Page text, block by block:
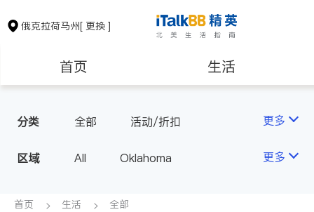
俄克拉荷马州[ 更换 ]
首页 生活
房地产租售
教育
分类 全部 活动/折扣 更多
区域 All Oklahoma 更多
首页 生活 全部